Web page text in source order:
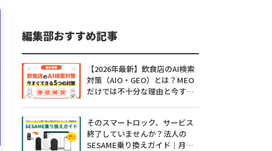
編集部おすすめ記事
【2026年最新】飲食店のAI検索
対策（AIO・GEO）とは？MEO
だけでは不十分な理由と今すぐ
そのスマートロック、サービス
終了していませんか？法人の
SESAME乗り換えガイド｜月額0